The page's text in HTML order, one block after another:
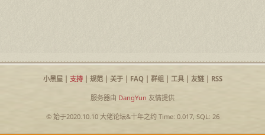
小黑屋| 支持| 规范| 关于| FAQ| 群组| 工具| 友链| RSS
服务器由 DangYun 友情提供
© 始于2020.10.10 大佬论坛&十年之约Time: 0.017, SQL: 26